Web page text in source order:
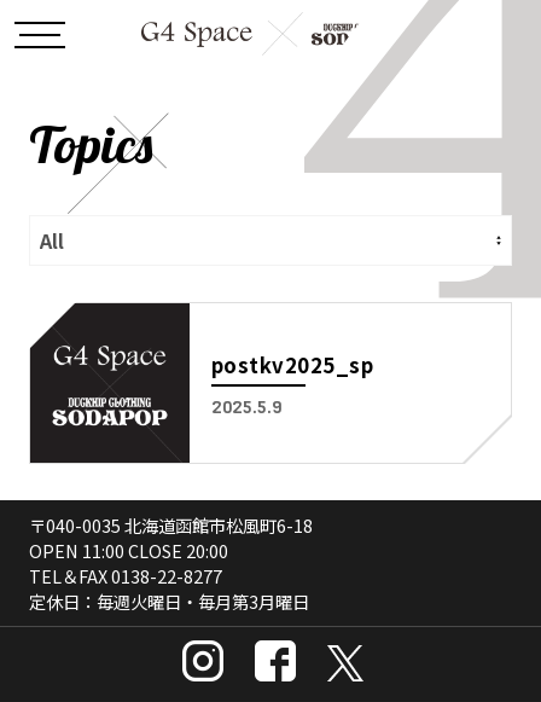
Topics
postkv2025_sp
2025.5.9
〒040-0035 北海道函館市松風町6-18
OPEN 11:00 CLOSE 20:00
TEL＆FAX0138-22-8277
定休日：毎週火曜日・毎月第3月曜日